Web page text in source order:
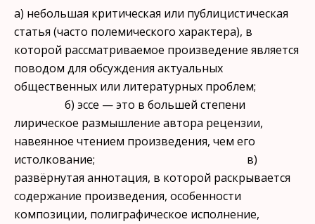
а) небольшая критическая или публицистическая
статья (часто по­лемического характера), в
которой рассматриваемое произведение яв­ляется
поводом для обсуждения актуальных
общественных или лите­ратурных проблем;
б) эссе — это в большей степени
лирическое размышление автора рецензии,
навеянное чтением произведения, чем его
истолкование; в)
развёрнутая аннотация, в которой раскрывается
содержание произведения, особенности
композиции, полиграфическое исполне­ние,